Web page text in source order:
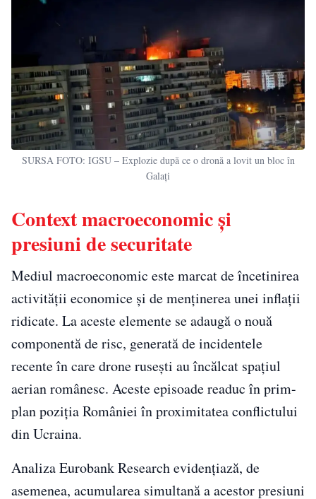
SURSA FOTO: IGSU – Explozie după ce o dronă a lovit un bloc în
Galați
Context macroeconomic și
presiuni de securitate
Mediul macroeconomic este marcat de încetinirea
activității economice și de menținerea unei inflații
ridicate. La aceste elemente se adaugă o nouă
componentă de risc, generată de incidentele
recente în care drone rusești au încălcat spațiul
aerian românesc. Aceste episoade readuc în prim-
plan poziția României în proximitatea conflictului
din Ucraina.
Analiza Eurobank Research evidențiază, de
asemenea, acumularea simultană a acestor presiuni